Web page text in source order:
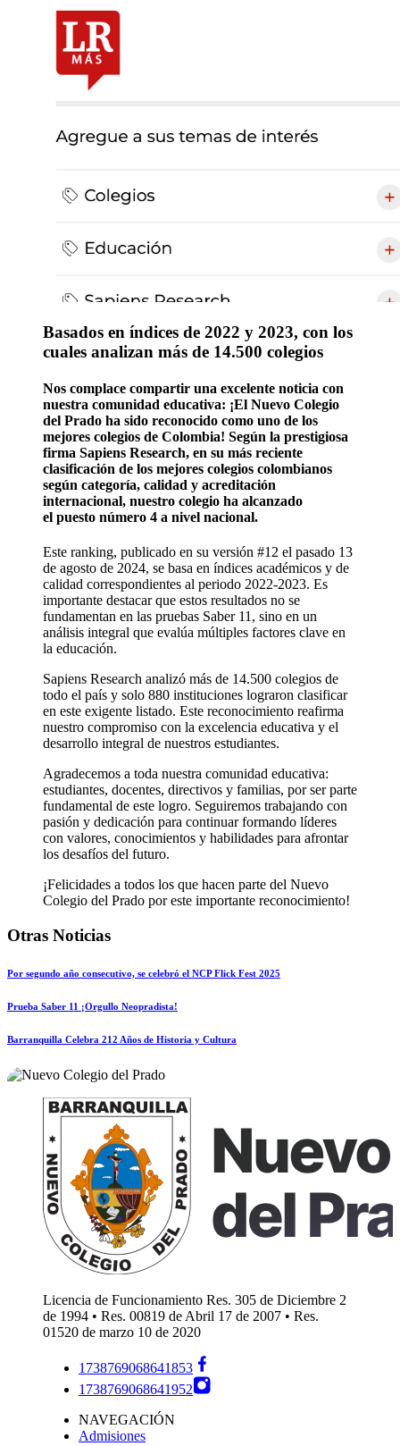
Basados en índices de 2022 y 2023, con los
cuales analizan más de 14.500 colegios
Nos complace compartir una excelente noticia con
nuestra comunidad educativa: ¡El Nuevo Colegio
del Prado ha sido reconocido como uno de los
mejores colegios de Colombia! Según la prestigiosa
firma Sapiens Research, en su más reciente
clasificación de los mejores colegios colombianos
según categoría, calidad y acreditación
internacional, nuestro colegio ha alcanzado
el puesto número 4 a nivel nacional.
Este ranking, publicado en su versión #12 el pasado 13
de agosto de 2024, se basa en índices académicos y de
calidad correspondientes al periodo 2022-2023. Es
importante destacar que estos resultados no se
fundamentan en las pruebas Saber 11, sino en un
análisis integral que evalúa múltiples factores clave en
la educación.
Sapiens Research analizó más de 14.500 colegios de
todo el país y solo 880 instituciones lograron clasificar
en este exigente listado. Este reconocimiento reafirma
nuestro compromiso con la excelencia educativa y el
desarrollo integral de nuestros estudiantes.
Agradecemos a toda nuestra comunidad educativa:
estudiantes, docentes, directivos y familias, por ser parte
fundamental de este logro. Seguiremos trabajando con
pasión y dedicación para continuar formando líderes
con valores, conocimientos y habilidades para afrontar
los desafíos del futuro.
¡Felicidades a todos los que hacen parte del Nuevo
Colegio del Prado por este importante reconocimiento!
Otras Noticias
Por segundo año consecutivo, se celebró el NCP Flick Fest 2025
Prueba Saber 11 ¡Orgullo Neopradista!
Barranquilla Celebra 212 Años de Historia y Cultura
Licencia de Funcionamiento Res. 305 de Diciembre 2
de 1994 • Res. 00819 de Abril 17 de 2007 • Res.
01520 de marzo 10 de 2020
1738769068641853
1738769068641952
NAVEGACIÓN
Admisiones